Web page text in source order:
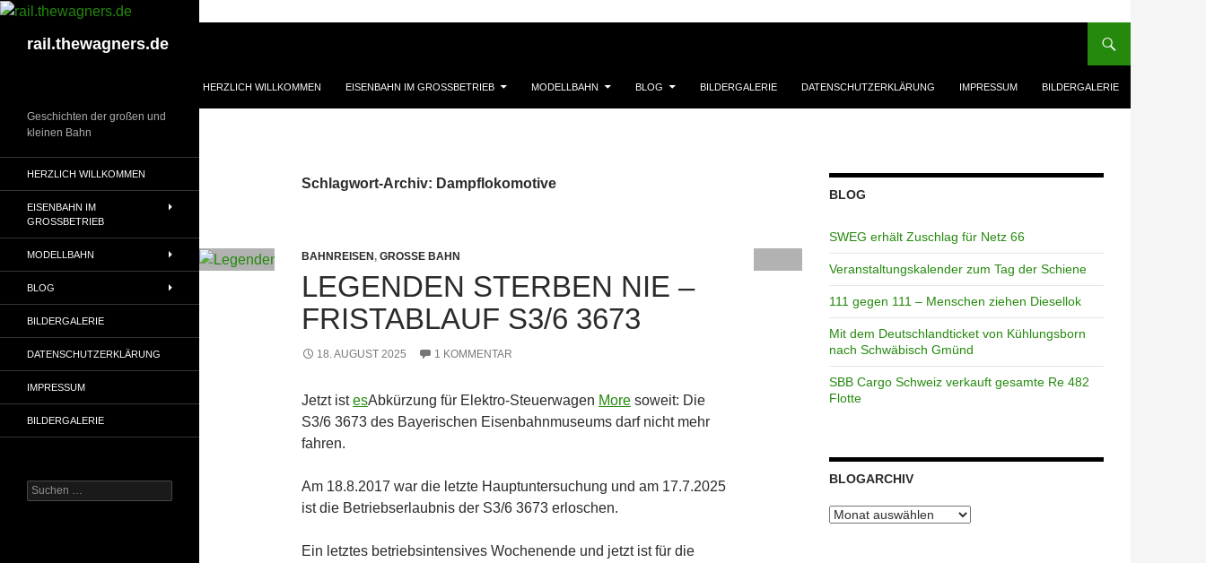
Zum
springenrail.thewagners.de
HERZLICH WILLKOMMEN EISENBAHN IM GROSSBETRIEB MODELLBAHN BLOG BILDERGALERIE DATENSCHUTZERKLÄRUNG IMPRESSUM BILDERGALERIE
Schlagwort-Archiv: Dampflokomotive
BAHNREISEN, GROSSE BAHN
LEGENDEN STERBEN NIE –
FRISTABLAUF S3/6 3673
18. AUGUST 2025 1 KOMMENTAR
Jetzt istesAbkürzung für Elektro-Steuerwagen More soweit: Die
S3/6 3673 des Bayerischen Eisenbahnmuseums darf nicht mehr
fahren.
Am 18.8.2017 war die letzte Hauptuntersuchung und am 17.7.2025
ist die Betriebserlaubnis der S3/6 3673 erloschen.
Ein letztes betriebsintensives Wochenende und jetzt ist für die
BLOG
SWEG erhält Zuschlag für Netz 66
Veranstaltungskalender zum Tag der Schiene
111 gegen 111 – Menschen ziehen Diesellok
Mit dem Deutschlandticket von Kühlungsborn
nach Schwäbisch Gmünd
SBB Cargo Schweiz verkauft gesamte Re 482
Flotte
BLOGARCHIV
Blogarchiv
Geschichten der großen und
kleinen Bahn
HERZLICH WILLKOMMEN
EISENBAHN IM
GROSSBETRIEB
MODELLBAHN
BLOG
BILDERGALERIE
DATENSCHUTZERKLÄRUNG
IMPRESSUM
BILDERGALERIE
Suchen
nach: